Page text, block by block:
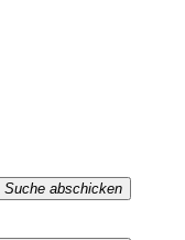
Suche abschicken